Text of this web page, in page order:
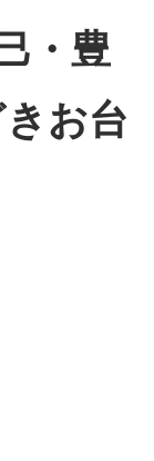
・豊
お台